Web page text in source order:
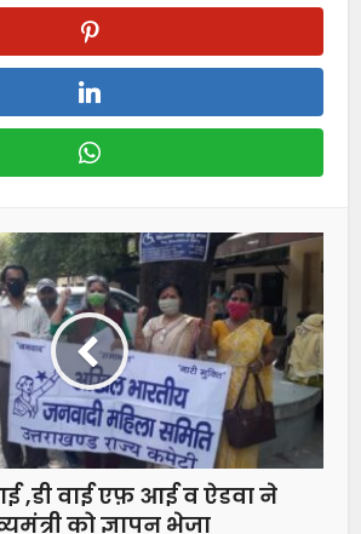
,डी वाई एफ़ आई व ऐडवा ने
को ज्ञापन भेजा